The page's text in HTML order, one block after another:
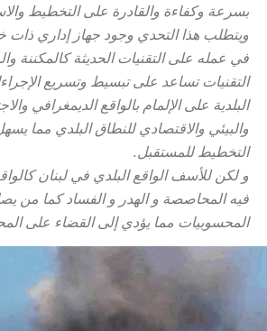
بسرعة وكفاءة والقادرة على التخطيط
ويتطلب هذا التحدي وجود جهاز إداري ذات
في عمله على التقنيات الحديثة كالمكننة
التقنيات تساعد على تبسيط وتسريع
البلدية على الإلمام بالواقع الديمغرافي
والبيئي والاقتصادي للنطاق البلدي مما
التخطيط للمستقبل.
و لكن للأسف الواقع البلدي في لبنان
فيه المحاصصة و الهدر و الفساد كما من
المحسوبيات مما يؤدي إلى القضاء على